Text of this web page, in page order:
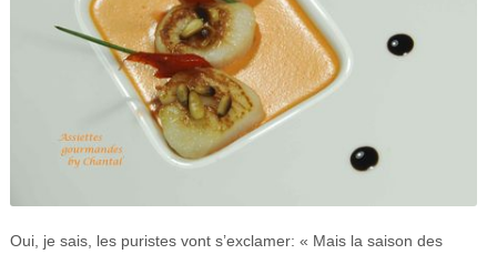
Oui, je sais, les puristes vont s’exclamer: « Mais la saison des